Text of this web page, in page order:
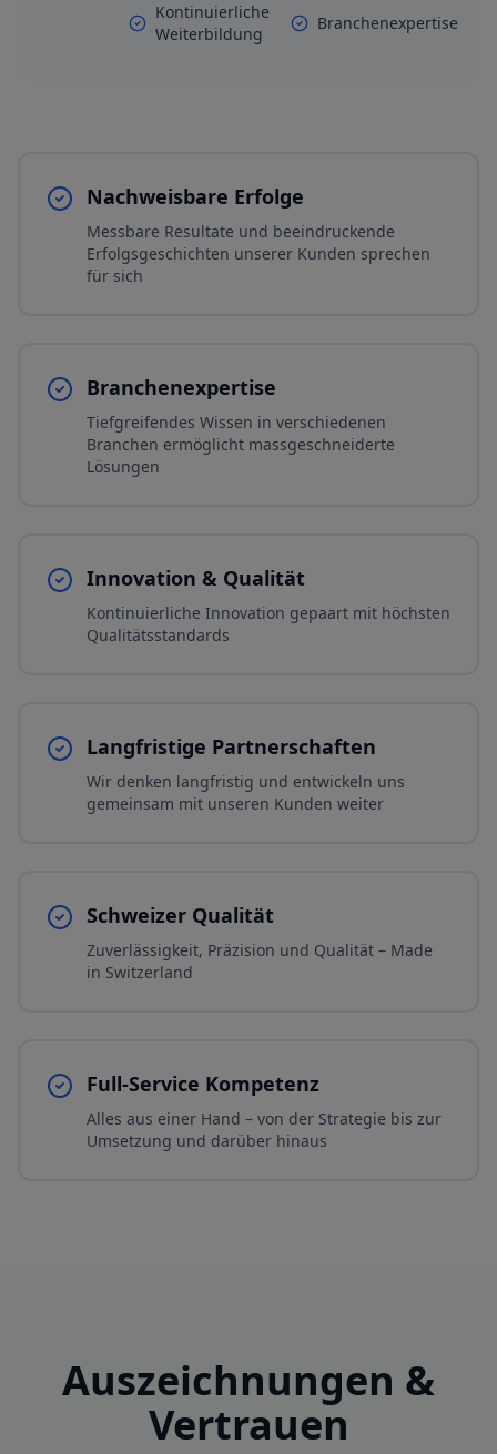
Kontinuierliche
Weiterbildung
Branchenexpertise
Nachweisbare Erfolge
Messbare Resultate und beeindruckende
Erfolgsgeschichten unserer Kunden sprechen
für sich
Branchenexpertise
Tiefgreifendes Wissen in verschiedenen
Branchen ermöglicht massgeschneiderte
Lösungen
Innovation & Qualität
Kontinuierliche Innovation gepaart mit höchsten
Qualitätsstandards
Langfristige Partnerschaften
Wir denken langfristig und entwickeln uns
gemeinsam mit unseren Kunden weiter
Schweizer Qualität
Zuverlässigkeit, Präzision und Qualität – Made
in Switzerland
Full-Service Kompetenz
Alles aus einer Hand – von der Strategie bis zur
Umsetzung und darüber hinaus
Auszeichnungen &
Vertrauen